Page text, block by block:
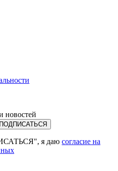
новостей
ПОДПИСАТЬСЯ
я даю согласие на